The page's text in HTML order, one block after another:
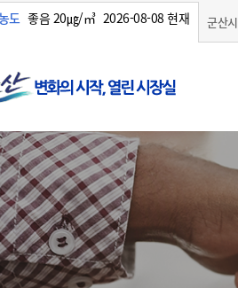
도 좋음 20㎍/㎥ 2026-08-08 현재 군산시